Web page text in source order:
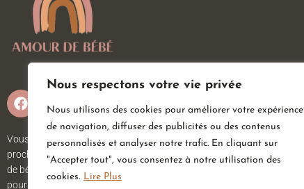
Nous respectons votre vie privée
Nous utilisons des cookies pour améliorer votre expérience
de navigation, diffuser des publicités ou des contenus
personnalisés et analyser notre trafic. En cliquant sur
"Accepter tout", vous consentez à notre utilisation des
cookies. Lire Plus
Vous attendez un heureux événement ou vous ou vos
proches viennent d’accueillir un petit trésor ? Sur Amour
de bébé, vous trouverez tout ce dont vous avez besoin
pour votre bébé. Nous avons une large gamme d’articles